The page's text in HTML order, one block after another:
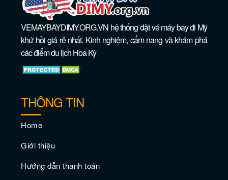
Đắm mình trong ánh nắng mặt trời tại
những bãi biển đẹp nhất Los Angeles
VEMAYBAYDIMY.ORG.VN hệ thống đặt vé máy bay đi Mỹ
khứ hồi giá rẻ nhất. Kinh nghiệm, cẩm nang và khám phá
các điểm du lịch Hoa Kỳ
THÔNG TIN
Home
Giới thiệu
Hướng dẫn thanh toán